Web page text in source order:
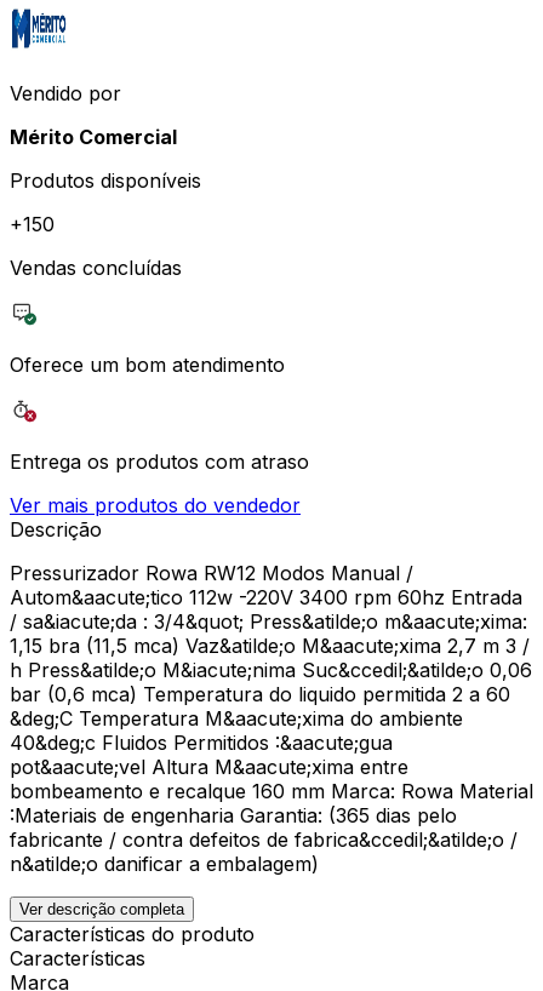
Vendido por
Mérito Comercial
Produtos disponíveis
+150
Vendas concluídas
Oferece um bom atendimento
Entrega os produtos com atraso
Ver mais produtos do vendedor
Descrição
Pressurizador Rowa RW12 Modos Manual /
Autom&aacute;tico 112w -220V 3400 rpm 60hz Entrada
/ sa&iacute;da : 3/4&quot; Press&atilde;o m&aacute;xima:
1,15 bra (11,5 mca) Vaz&atilde;o M&aacute;xima 2,7 m 3 /
h Press&atilde;o M&iacute;nima Suc&ccedil;&atilde;o 0,06
bar (0,6 mca) Temperatura do liquido permitida 2 a 60
&deg;C Temperatura M&aacute;xima do ambiente
40&deg;c Fluidos Permitidos :&aacute;gua
pot&aacute;vel Altura M&aacute;xima entre
bombeamento e recalque 160 mm Marca: Rowa Material
:Materiais de engenharia Garantia: (365 dias pelo
fabricante / contra defeitos de fabrica&ccedil;&atilde;o /
n&atilde;o danificar a embalagem)
Ver descrição completa
Características do produto
Características
Marca